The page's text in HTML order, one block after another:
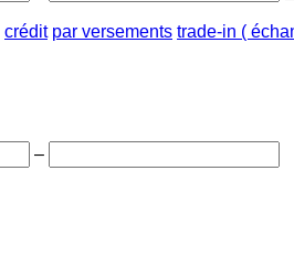
crédit par versements trade-in (
–